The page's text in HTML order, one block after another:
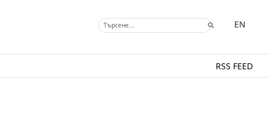
EN
RSS FEED